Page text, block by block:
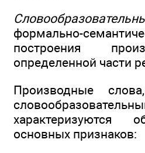
формально-
построения
определенной части
Производные
характеризуются
основных признаков: